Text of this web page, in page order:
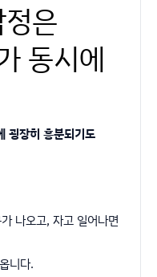
은
동시에
굉장히 흥분되기도
나오고, 자고 일어나면
니다.